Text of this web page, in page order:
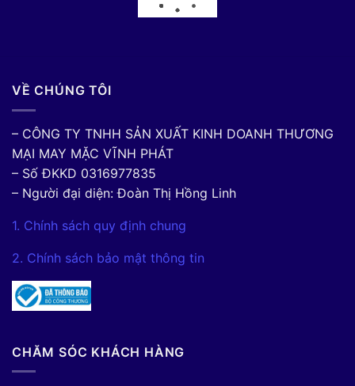
VỀ CHÚNG TÔI
– CÔNG TY TNHH SẢN XUẤT KINH DOANH THƯƠNG
MẠI MAY MẶC VĨNH PHÁT
– Số ĐKKD 0316977835
– Người đại diện: Đoàn Thị Hồng Linh
1. Chính sách quy định chung
2. Chính sách bảo mật thông tin
CHĂM SÓC KHÁCH HÀNG